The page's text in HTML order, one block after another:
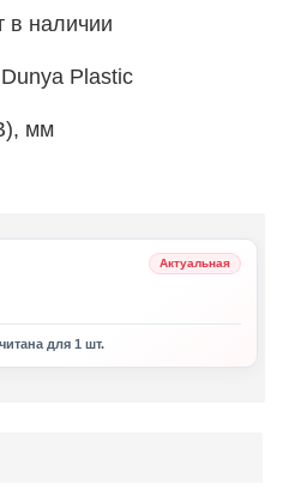
в наличии
Plastic
мм
Актуальная
для 1 шт.